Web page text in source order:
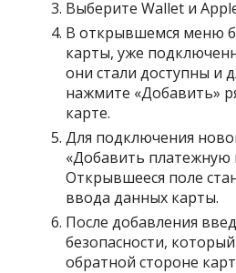
Выберите Wallet и
В открывшемся меню
карты, уже
они стали доступны и
нажмите «Добавить»
карте.
Для подключения
«Добавить платежную
Открывшееся поле
ввода данных карты.
После добавления
безопасности,
обратной стороне